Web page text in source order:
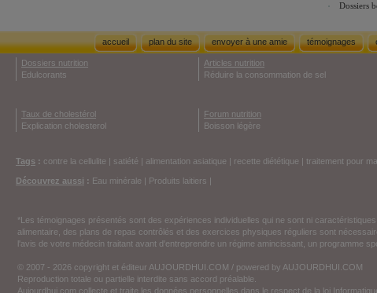
Dossiers
accueil plan du site envoyer à une amie témoignages
Dossiers nutrition
Edulcorants
Articles nutrition
Réduire la consommation de sel
Taux de cholestérol
Explication cholesterol
Forum nutrition
Boisson légère
Tags : contre la cellulite | satiété | alimentation asiatique | recette diététique | traitement pour
Découvrez aussi : Eau minérale | Produits laitiers |
*Les témoignages présentés sont des expériences individuelles qui ne sont ni
alimentaire, des plans de repas contrôlés et des exercices physiques réguliers sont
l'avis de votre médecin traitant avant d'entreprendre un régime amincissant, un programme
© 2007 - 2026 copyright et éditeur AUJOURDHUI.COM / powered by AUJOURDHUI.COM
Reproduction totale ou partielle interdite sans accord préalable.
Aujourdhui.com collecte et traite les données personnelles dans le respect de la loi